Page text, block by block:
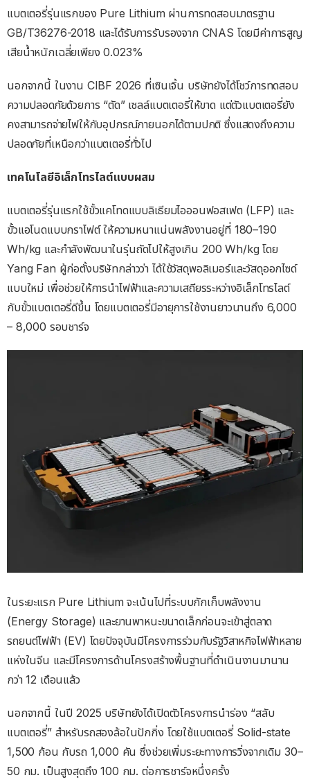
แบตเตอรี่รุ่นแรกของ Pure Lithium ผ่านการทดสอบมาตรฐาน
GB/T36276-2018 และได้รับการรับรองจาก CNAS โดยมีค่าการสูญ
เสียน้ำหนักเฉลี่ยเพียง 0.023%
นอกจากนี้ ในงาน CIBF 2026 ที่เซินเจิ้น บริษัทยังได้โชว์การทดสอบ
ความปลอดภัยด้วยการ “ตัด” เซลล์แบตเตอรี่ให้ขาด แต่ตัวแบตเตอรี่ยัง
คงสามารถจ่ายไฟให้กับอุปกรณ์ภายนอกได้ตามปกติ ซึ่งแสดงถึงความ
ปลอดภัยที่เหนือกว่าแบตเตอรี่ทั่วไป
เทคโนโลยีอิเล็กโทรไลต์แบบผสม
แบตเตอรี่รุ่นแรกใช้ขั้วแคโทดแบบลิเธียมไอออนฟอสเฟต (LFP) และ
ขั้วแอโนดแบบกราไฟต์ ให้ความหนาแน่นพลังงานอยู่ที่ 180–190
Wh/kg และกำลังพัฒนาในรุ่นถัดไปให้สูงเกิน 200 Wh/kg โดย
Yang Fan ผู้ก่อตั้งบริษัทกล่าวว่า ได้ใช้วัสดุพอลิเมอร์และวัสดุออกไซด์
แบบใหม่ เพื่อช่วยให้การนำไฟฟ้าและความเสถียรระหว่างอิเล็กโทรไลต์
กับขั้วแบตเตอรี่ดีขึ้น โดยแบตเตอรี่มีอายุการใช้งานยาวนานถึง 6,000
– 8,000 รอบชาร์จ
ในระยะแรก Pure Lithium จะเน้นไปที่ระบบกักเก็บพลังงาน
(Energy Storage) และยานพาหนะขนาดเล็กก่อนจะเข้าสู่ตลาด
รถยนต์ไฟฟ้า (EV) โดยปัจจุบันมีโครงการร่วมกับรัฐวิสาหกิจไฟฟ้าหลาย
แห่งในจีน และมีโครงการด้านโครงสร้างพื้นฐานที่ดำเนินงานมานาน
กว่า 12 เดือนแล้ว
นอกจากนี้ ในปี 2025 บริษัทยังได้เปิดตัวโครงการนำร่อง “สลับ
แบตเตอรี่” สำหรับรถสองล้อในปักกิ่ง โดยใช้แบตเตอรี่ Solid-state
1,500 ก้อน กับรถ 1,000 คัน ซึ่งช่วยเพิ่มระยะทางการวิ่งจากเดิม 30–
50 กม. เป็นสูงสุดถึง 100 กม. ต่อการชาร์จหนึ่งครั้ง